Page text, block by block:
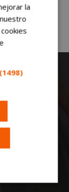
en
de
la
(1498)
de